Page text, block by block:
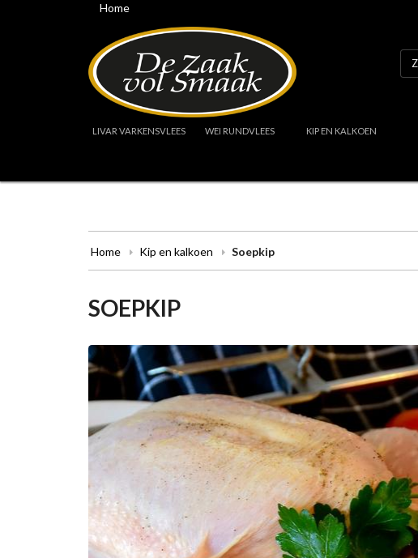
Home
LIVAR VARKENSVLEES WEI RUNDVLEES KIP EN KALKOEN
Home Kip en kalkoen Soepkip
SOEPKIP